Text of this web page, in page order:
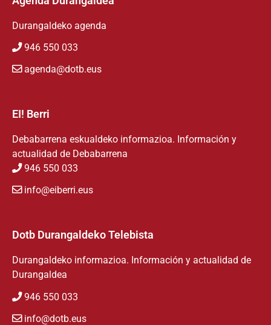
Durangaldeko agenda
946 550 033
agenda@dotb.eus
EI! Berri
Debabarrena eskualdeko informazioa. Información y
actualidad de Debabarrena
946 550 033
info@eiberri.eus
Dotb Durangaldeko Telebista
Durangaldeko informazioa. Información y actualidad de
Durangaldea
946 550 033
info@dotb.eus